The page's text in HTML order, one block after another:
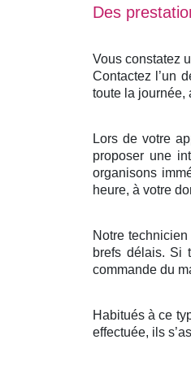
Des
Vous constatez
Contactez l’un
toute la journée,
Lors de votre
proposer une
organisons
heure, à votre
Notre
brefs délais. Si
commande du
Habitués à ce
effectuée, ils